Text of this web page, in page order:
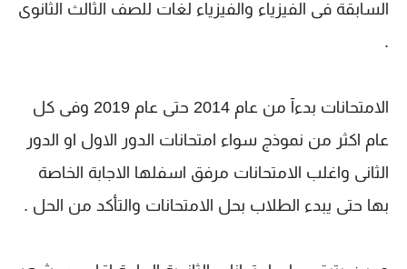
السابقة فى الفيزياء والفيزياء لغات للصف الثالث الثانوى
.
الامتحانات بدءآ من عام 2014 حتى عام 2019 وفى كل
عام اكثر من نموذج سواء امتحانات الدور الاول او الدور
الثانى واغلب الامتحانات مرفق اسفلها الاجابة الخاصة
بها حتى يبدء الطلاب بحل الامتحانات والتأكد من الحل .